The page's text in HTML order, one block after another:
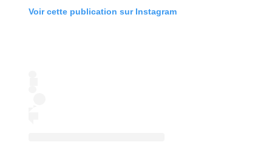
Voir cette publication sur Instagram